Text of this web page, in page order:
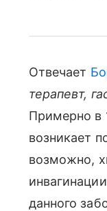
Отвечает
терапевт,
Примерно в
возникает
возможно,
данного